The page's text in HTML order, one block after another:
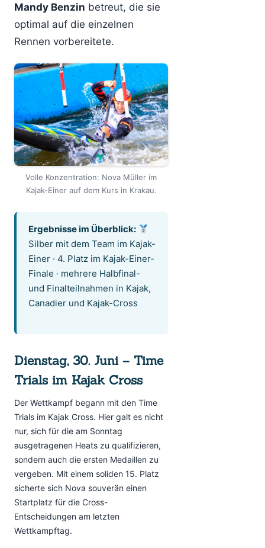
Mandy Benzin betreut, die sie
optimal auf die einzelnen
Rennen vorbereitete.
Volle Konzentration: Nova Müller im
Kajak-Einer auf dem Kurs in Krakau.
Ergebnisse im Überblick:
Silber mit dem Team im Kajak-
Einer · 4. Platz im Kajak-Einer-
Finale · mehrere Halbfinal-
und Finalteilnahmen in Kajak,
Canadier und Kajak-Cross
Dienstag, 30. Juni – Time
Trials im Kajak Cross
Der Wettkampf begann mit den Time
Trials im Kajak Cross. Hier galt es nicht
nur, sich für die am Sonntag
ausgetragenen Heats zu qualifizieren,
sondern auch die ersten Medaillen zu
vergeben. Mit einem soliden 15. Platz
sicherte sich Nova souverän einen
Startplatz für die Cross-
Entscheidungen am letzten
Wettkampftag.